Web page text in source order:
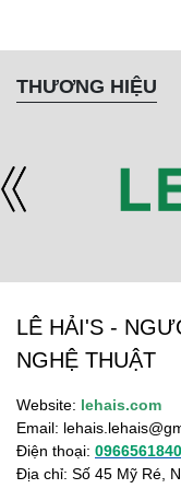
THƯƠNG HIỆU
LÊ HẢI'S -
NGHỆ THUẬT
Website: lehais.com
Email:
Điện thoại: 0966561840
Địa chỉ: Số 45 Mỹ Ré,